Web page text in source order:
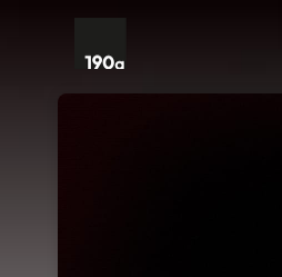
Skip header